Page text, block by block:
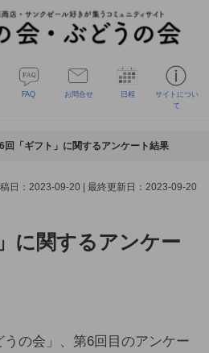
FAQ お問合せ 日程
サイトについ
て
回「ギフト」に関するアンケート結果
日：2023-09-20 | 最終更新日：2023-09-20
に関するアンケー
の会」、第6回目のアンケー